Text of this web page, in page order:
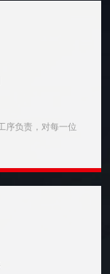
序负责，对每一位